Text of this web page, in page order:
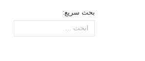
بحث سريع: